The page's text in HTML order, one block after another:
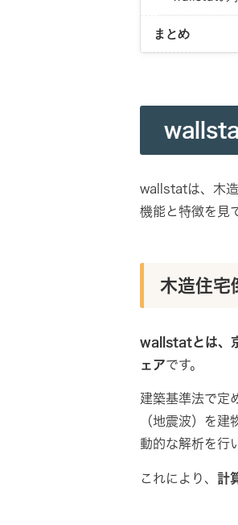
まとめ
wallstatは、木
機能と特徴を見
木造住宅
wallstatとは、
ェアです。
建築基準法で定
（地震波）を
動的な解析を行
これにより、 計